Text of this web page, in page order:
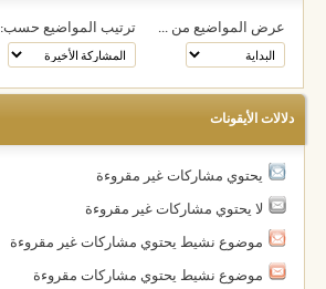
عرض المواضيع من ... ترتيب المواضيع حسب:
دلالات الأيقونات
يحتوي مشاركات غير مقروءة
لا يحتوي مشاركات غير مقروءة
موضوع نشيط يحتوي مشاركات غير مقروءة
موضوع نشيط يحتوي مشاركات مقروءة